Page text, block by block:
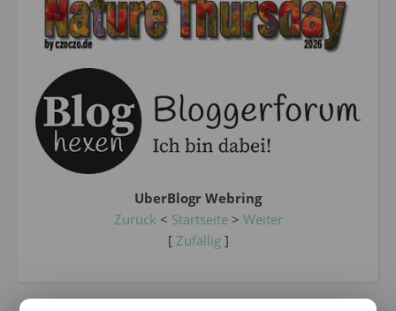
UberBlogr Webring
Zurück < Startseite> Weiter
[ Zufällig]